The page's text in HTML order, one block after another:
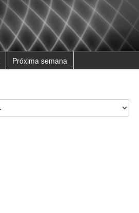
Próxima semana